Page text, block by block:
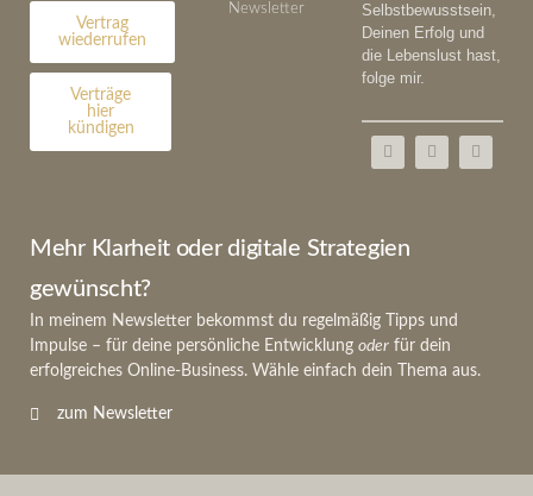
Vertrag
wiederrufen
Verträge
hier
kündigen
Newsletter
Selbstbewusstsein,
Deinen Erfolg und
die Lebenslust hast,
folge mir.
Mehr Klarheit oder digitale Strategien
gewünscht?
In meinem Newsletter bekommst du regelmäßig Tipps und
Impulse – für deine persönliche Entwicklung oder für dein
erfolgreiches Online-Business. Wähle einfach dein Thema aus.
zum Newsletter